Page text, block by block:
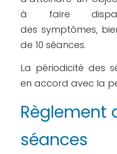
à faire
des symptômes,
de 10 séances.
La périodicité des
en accord avec la
Règlement
séances